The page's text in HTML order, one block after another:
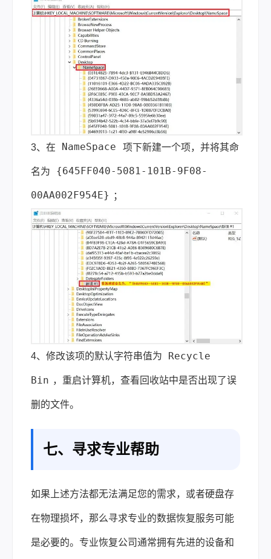
3、在 NameSpace 项下新建一个项，并将其命
名为 {645FF040-5081-101B-9F08-
00AA002F954E} ；
4、修改该项的默认字符串值为 Recycle
Bin ，重启计算机，查看回收站中是否出现了误
删的文件。
七、寻求专业帮助
如果上述方法都无法满足您的需求，或者硬盘存
在物理损坏，那么寻求专业的数据恢复服务可能
是必要的。专业恢复公司通常拥有先进的设备和